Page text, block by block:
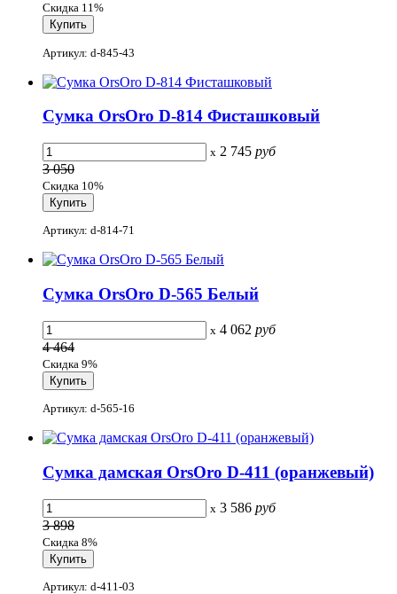
Скидка 11%
Артикул: d-845-43
Сумка OrsOro D-814 Фисташковый
x 2 745 руб
3 050
Скидка 10%
Артикул: d-814-71
Сумка OrsOro D-565 Белый
x 4 062 руб
4 464
Скидка 9%
Артикул: d-565-16
Сумка дамская OrsOro D-411 (оранжевый)
x 3 586 руб
3 898
Скидка 8%
Артикул: d-411-03